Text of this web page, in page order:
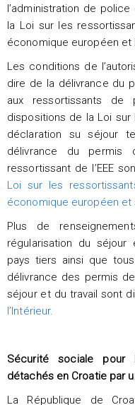
l’administration de
la Loi sur les
économique européen
Les conditions de
dire de la délivrance du
aux ressortissants
dispositions de la Loi
déclaration su séjour
délivrance du
ressortissant de l’EEE
Loi sur les
économique européen
Plus de
régularisation du
pays tiers ainsi que
délivrance des permis
séjour et du travail sont
l’Intérieur.
Sécurité sociale
détachés en Croatie par
La République de